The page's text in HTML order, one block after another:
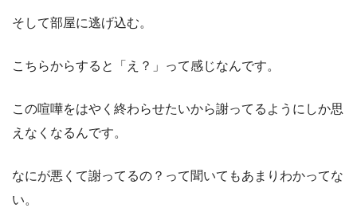
そして部屋に逃げ込む。
こちらからすると「え？」って感じなんです。
この喧嘩をはやく終わらせたいから謝ってるようにしか思
えなくなるんです。
なにが悪くて謝ってるの？って聞いてもあまりわかってな
い。